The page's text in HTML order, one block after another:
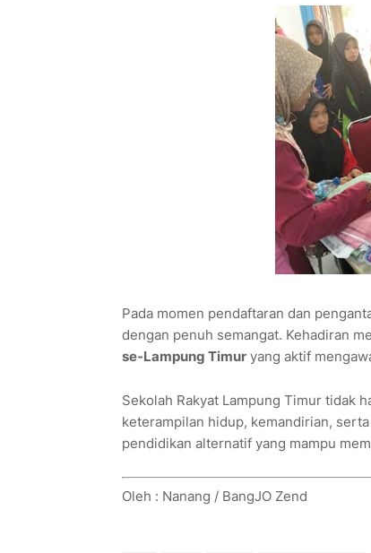
Pada momen pendaftaran dan
dengan penuh semangat. Kehadiran
se-Lampung Timuryang aktif
Sekolah Rakyat Lampung Timur tidak
keterampilan hidup, kemandirian,
pendidikan alternatif yang mampu
Oleh : Nanang / BangJO Zend